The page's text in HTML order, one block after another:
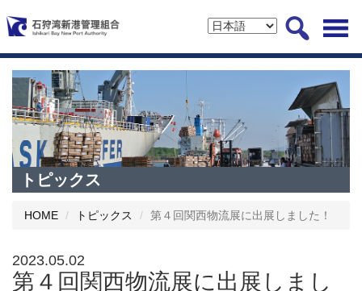
トピックス
HOME トピックス 第４回関西物流展に出展しました！
2023.05.02
第４回関西物流展に出展しまし